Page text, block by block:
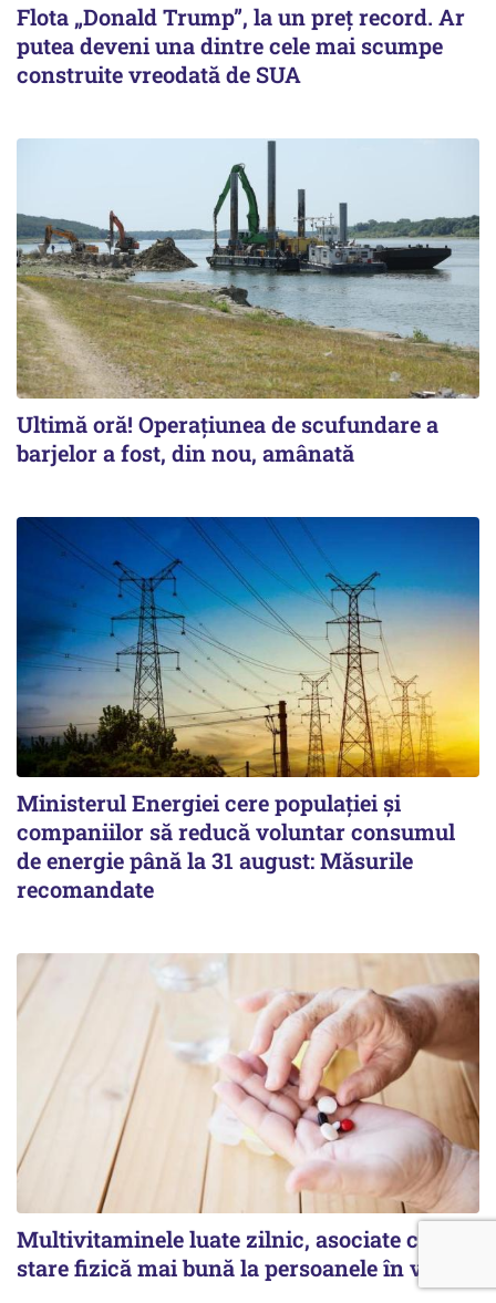
Flota „Donald Trump”, la un preț record. Ar
putea deveni una dintre cele mai scumpe
construite vreodată de SUA
Ultimă oră! Operațiunea de scufundare a
barjelor a fost, din nou, amânată
Ministerul Energiei cere populației și
companiilor să reducă voluntar consumul
de energie până la 31 august: Măsurile
recomandate
Multivitaminele luate zilnic, asociate cu o
stare fizică mai bună la persoanele în vârstă